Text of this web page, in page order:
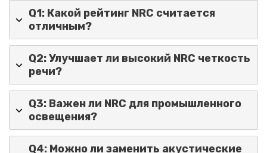
Q1: Какой рейтинг NRC считается
отличным?
Q2: Улучшает ли высокий NRC четкость
речи?
Q3: Важен ли NRC для промышленного
освещения?
Q4: Можно ли заменить акустические